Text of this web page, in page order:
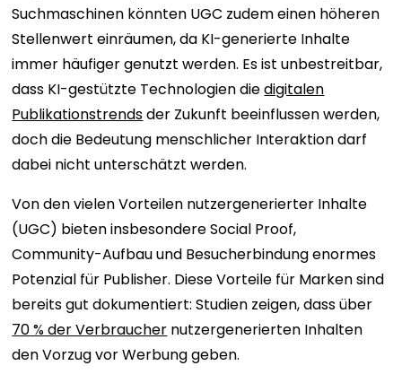
Suchmaschinen könnten UGC zudem einen höheren
Stellenwert einräumen, da KI-generierte Inhalte
immer häufiger genutzt werden. Es ist unbestreitbar,
dass KI-gestützte Technologien diedigitalen
Publikationstrendsder Zukunft beeinflussen werden,
doch die Bedeutung menschlicher Interaktion darf
dabei nicht unterschätzt werden.
Von den vielen Vorteilen nutzergenerierter Inhalte
(UGC) bieten insbesondere Social Proof,
Community-Aufbau und Besucherbindung enormes
Potenzial für Publisher. Diese Vorteile für Marken sind
bereits gut dokumentiert: Studien zeigen, dass über
70 % der Verbraucher nutzergenerierten Inhalten
den Vorzug vor Werbung geben.